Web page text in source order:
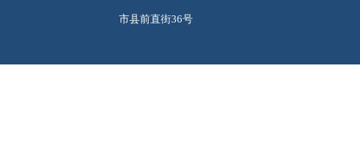
市县前直街36号